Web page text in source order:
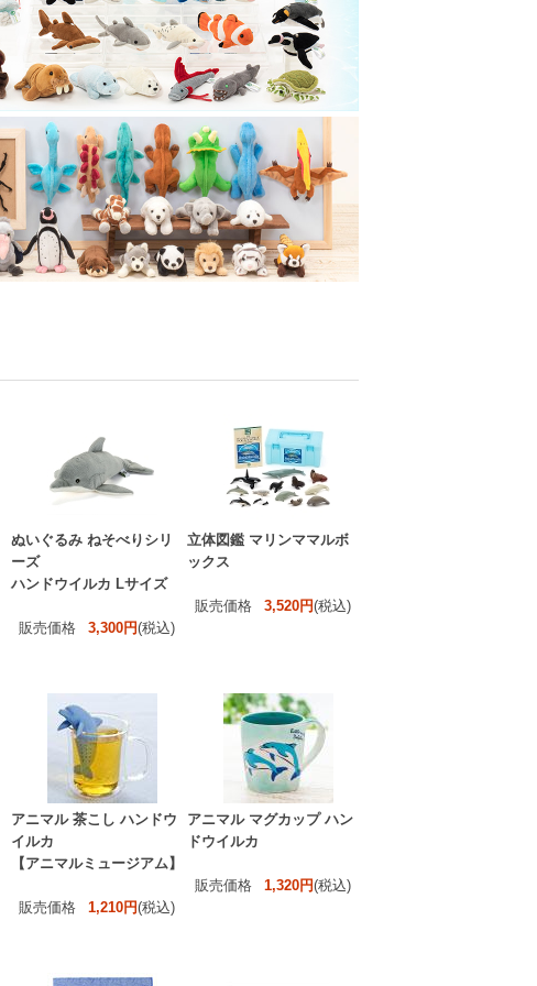
ぬいぐるみ ねそべりシリ
ーズ
ハンドウイルカ Lサイズ
販売価格 3,300円(税込)
立体図鑑 マリンママルボ
ックス
販売価格 3,520円(税込)
アニマル 茶こし ハンドウ
イルカ
【アニマルミュージアム】
販売価格 1,210円(税込)
アニマル マグカップ ハン
ドウイルカ
販売価格 1,320円(税込)